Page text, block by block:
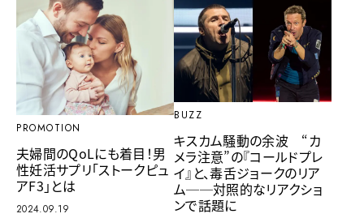
PROMOTION
夫婦間のQoLにも着目！男
性妊活サプリ「ストークピュ
アF3」とは
2024.09.19
BUZZ
キスカム騒動の余波 “カ
メラ注意”の『コールドプレ
イ』と、毒舌ジョークのリア
ム──対照的なリアクショ
ンで話題に